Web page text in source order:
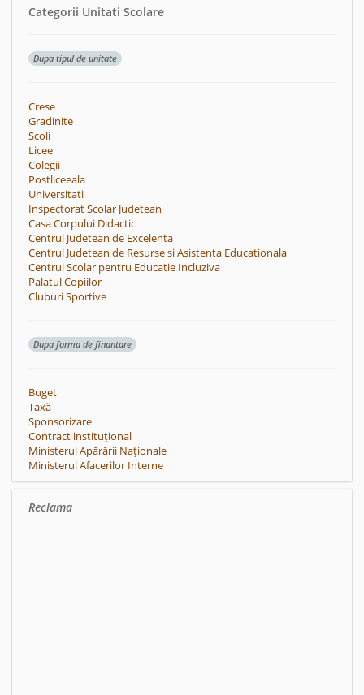
Categorii Unitati Scolare
Dupa tipul de unitate
Crese
Gradinite
Scoli
Licee
Colegii
Postliceeala
Universitati
Inspectorat Scolar Judetean
Casa Corpului Didactic
Centrul Judetean de Excelenta
Centrul Judetean de Resurse si Asistenta Educationala
Centrul Scolar pentru Educatie Incluziva
Palatul Copiilor
Cluburi Sportive
Dupa forma de finantare
Buget
Taxă
Sponsorizare
Contract instituțional
Ministerul Apărării Naționale
Ministerul Afacerilor Interne
Reclama